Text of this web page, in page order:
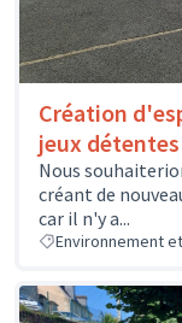
Création
jeux
Nous
créant de
car il n'y a...
Environnement